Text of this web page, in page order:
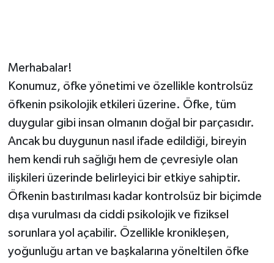
Merhabalar!
Konumuz, öfke yönetimi ve özellikle kontrolsüz
öfkenin psikolojik etkileri üzerine. Öfke, tüm
duygular gibi insan olmanın doğal bir parçasıdır.
Ancak bu duygunun nasıl ifade edildiği, bireyin
hem kendi ruh sağlığı hem de çevresiyle olan
ilişkileri üzerinde belirleyici bir etkiye sahiptir.
Öfkenin bastırılması kadar kontrolsüz bir biçimde
dışa vurulması da ciddi psikolojik ve fiziksel
sorunlara yol açabilir. Özellikle kronikleşen,
yoğunluğu artan ve başkalarına yöneltilen öfke